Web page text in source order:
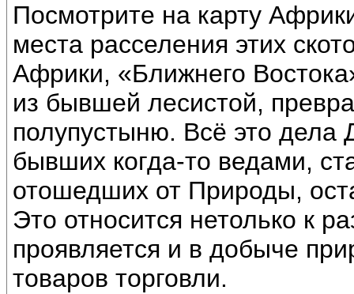
Посмотрите на карту
места расселения этих
Африки, «Ближнего
из бывшей лесистой,
полупустыню. Всё это
бывших когда-то ведами,
отошедших от Природы,
Это относится нетолько к
проявляется и в добыче
товаров торговли.